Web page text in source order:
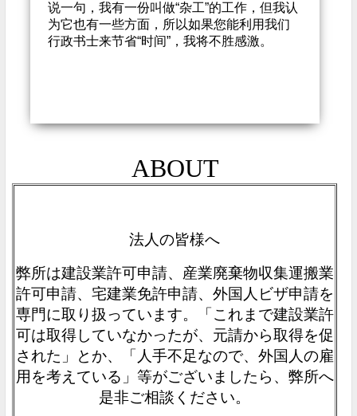
说一句，我有一份叫做“杂工”的工作，但我认
为它也有一些方面，所以如果您能利用我们
行政书士来节省“时间”，我将不胜感激。
ABOUT
法人の皆様へ
弊所は建設業許可申請、産業廃棄物収集運搬業
許可申請、宅建業免許申請、外国人ビザ申請を
専門に取り扱っています。「これまで建設業許
可は取得していなかったが、元請から取得を促
された」とか、「人手不足なので、外国人の雇
用を考えている」等がございましたら、弊所へ
是非ご相談ください。